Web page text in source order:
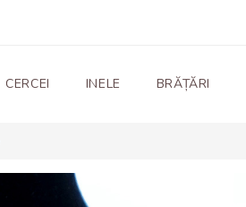
CERCEI INELE BRĂȚĂRI